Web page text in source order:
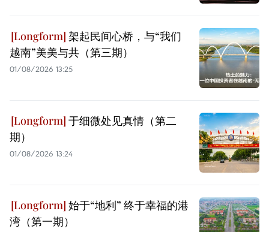
架起民间心桥，与“我们
越南”美美与共（第三期）
01/08/2026 13:25
于细微处见真情（第二
期）
01/08/2026 13:24
始于“地利” 终于幸福的港
湾（第一期）